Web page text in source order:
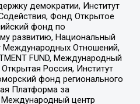
демократии, Институт
Фонд Открытое
фонд по
развитию, Национальный
Международных Отношений,
FUND, Международный
Россия, Институт
фонд регионального
Платформа за
центр